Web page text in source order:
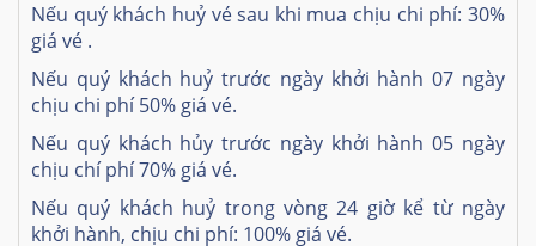
Nếu quý khách huỷ vé sau khi mua chịu chi phí: 30%
giá vé .
Nếu quý khách huỷ trước ngày khởi hành 07 ngày
chịu chi phí 50% giá vé.
Nếu quý khách hủy trước ngày khởi hành 05 ngày
chịu chí phí 70% giá vé.
Nếu quý khách huỷ trong vòng 24 giờ kể từ ngày
khởi hành, chịu chi phí: 100% giá vé.